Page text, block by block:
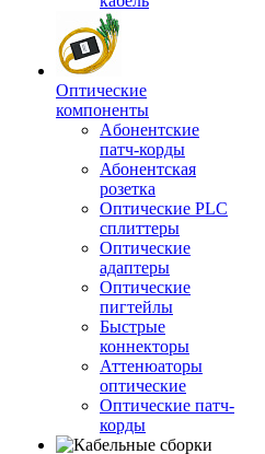
Оптические
компоненты
Aбонентские
патч-корды
Абонентская
розетка
Оптические PLC
сплиттеры
Оптические
адаптеры
Оптические
пигтейлы
Быстрые
коннекторы
Аттенюаторы
оптические
Оптические патч-
корды